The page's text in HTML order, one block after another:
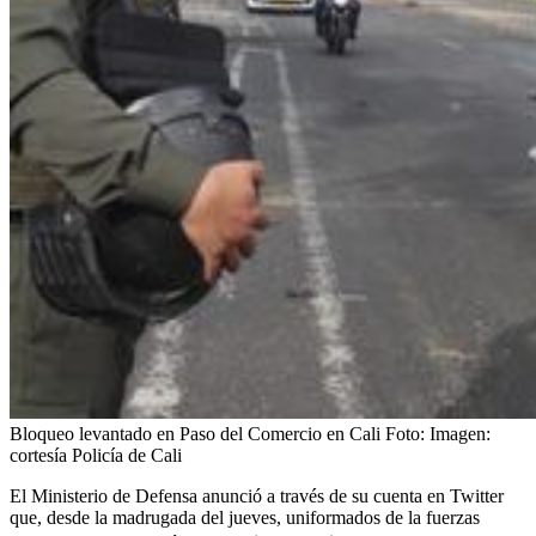
Bloqueo levantado en Paso del Comercio en Cali Foto: Imagen:
cortesía Policía de Cali
El Ministerio de Defensa anunció a través de su cuenta en Twitter
que, desde la madrugada del jueves, uniformados de la fuerzas